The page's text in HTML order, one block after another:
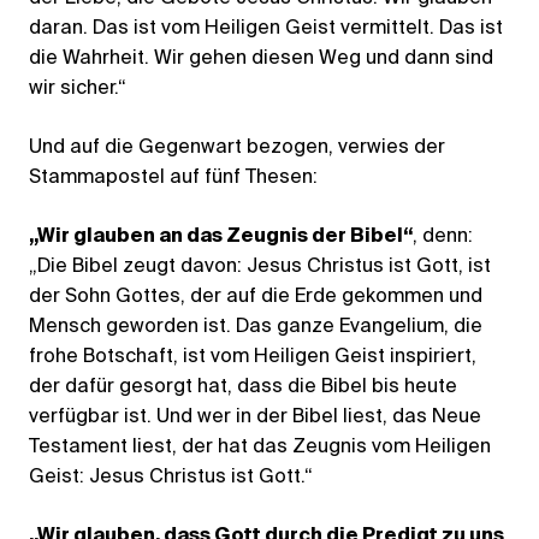
daran. Das ist vom Heiligen Geist vermittelt. Das ist
die Wahrheit. Wir gehen diesen Weg und dann sind
wir sicher.“
Und auf die Gegenwart bezogen, verwies der
Stammapostel auf fünf Thesen:
„Wir glauben an das Zeugnis der Bibel“, denn:
„Die Bibel zeugt davon: Jesus Christus ist Gott, ist
der Sohn Gottes, der auf die Erde gekommen und
Mensch geworden ist. Das ganze Evangelium, die
frohe Botschaft, ist vom Heiligen Geist inspiriert,
der dafür gesorgt hat, dass die Bibel bis heute
verfügbar ist. Und wer in der Bibel liest, das Neue
Testament liest, der hat das Zeugnis vom Heiligen
Geist: Jesus Christus ist Gott.“